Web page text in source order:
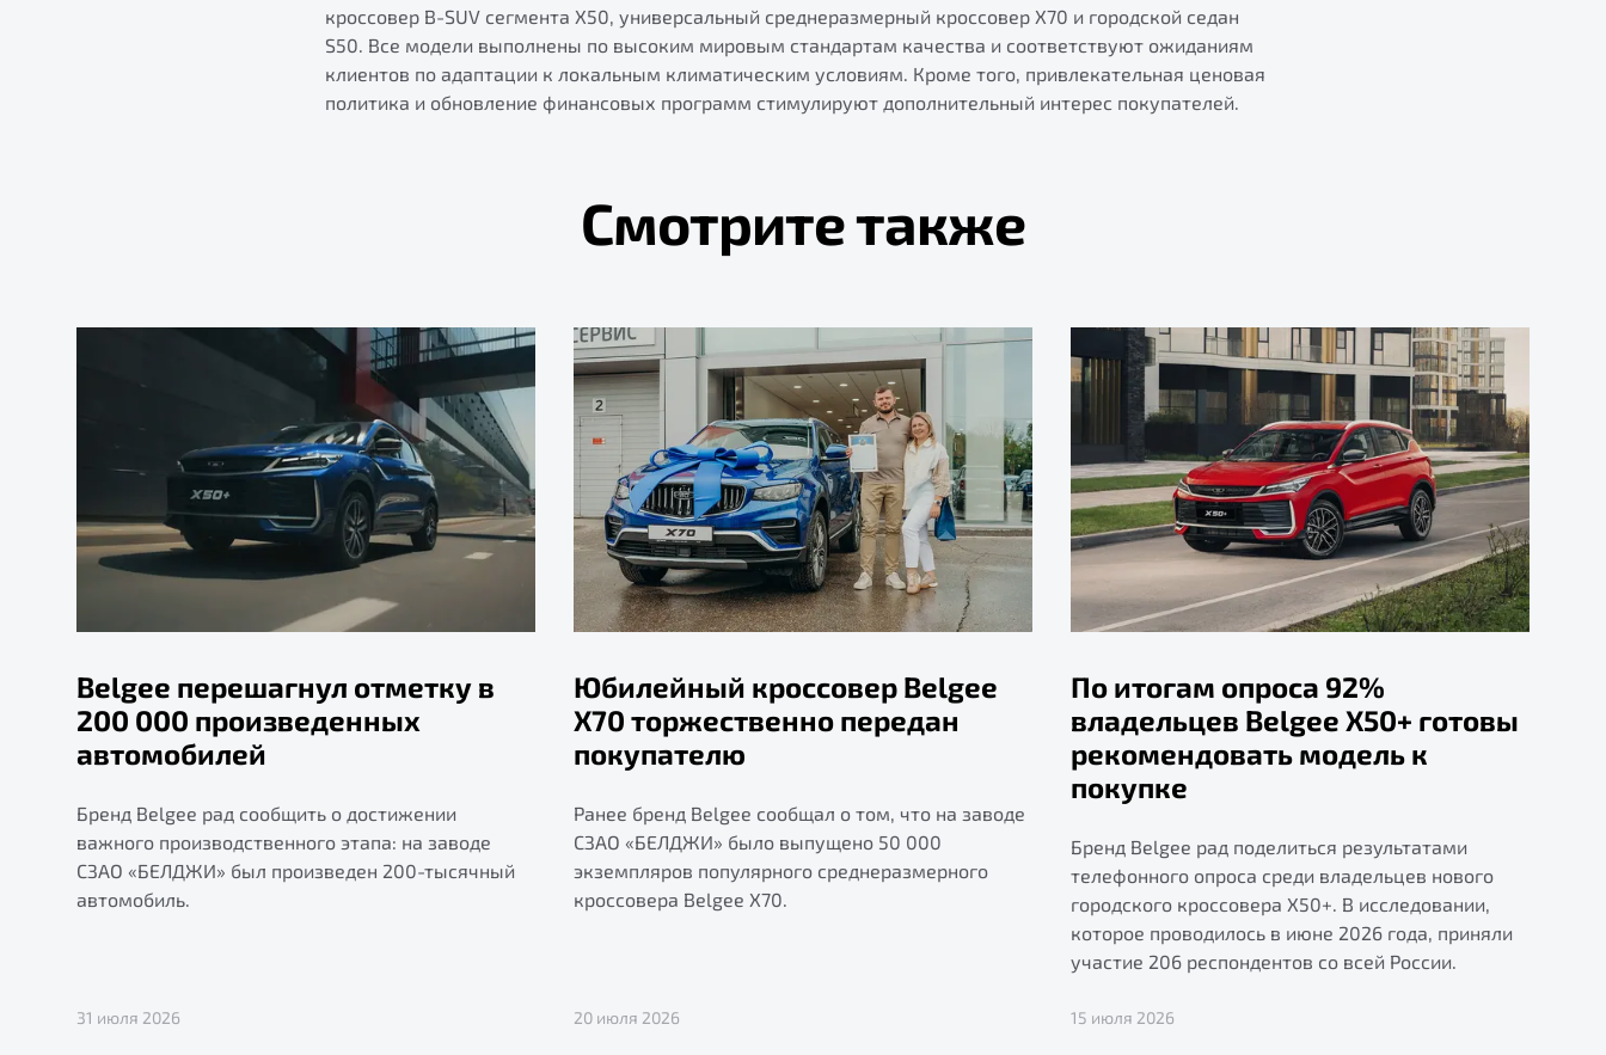
кроссовер B-SUV сегмента X50, универсальный среднеразмерный кроссовер X70 и городской седан
S50. Все модели выполнены по высоким мировым стандартам качества и соответствуют ожиданиям
клиентов по адаптации к локальным климатическим условиям. Кроме того, привлекательная ценовая
политика и обновление финансовых программ стимулируют дополнительный интерес покупателей.
Смотрите также
Belgee перешагнул отметку в
200 000 произведенных
автомобилей
Бренд Belgee рад сообщить о достижении
важного производственного этапа: на заводе
СЗАО «БЕЛДЖИ» был произведен 200-тысячный
автомобиль.
31 июля 2026
Юбилейный кроссовер Belgee
X70 торжественно передан
покупателю
Ранее бренд Belgee сообщал о том, что на заводе
СЗАО «БЕЛДЖИ» было выпущено 50 000
экземпляров популярного среднеразмерного
кроссовера Belgee X70.
20 июля 2026
По итогам опроса 92%
владельцев Belgee X50+ готовы
рекомендовать модель к
покупке
Бренд Belgee рад поделиться результатами
телефонного опроса среди владельцев нового
городского кроссовера X50+. В исследовании,
которое проводилось в июне 2026 года, приняли
участие 206 респондентов со всей России.
15 июля 2026